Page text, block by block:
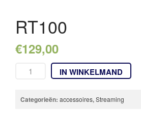
RT100
€129,00
IN WINKELMAND
Categorieën: accessoires,Streaming